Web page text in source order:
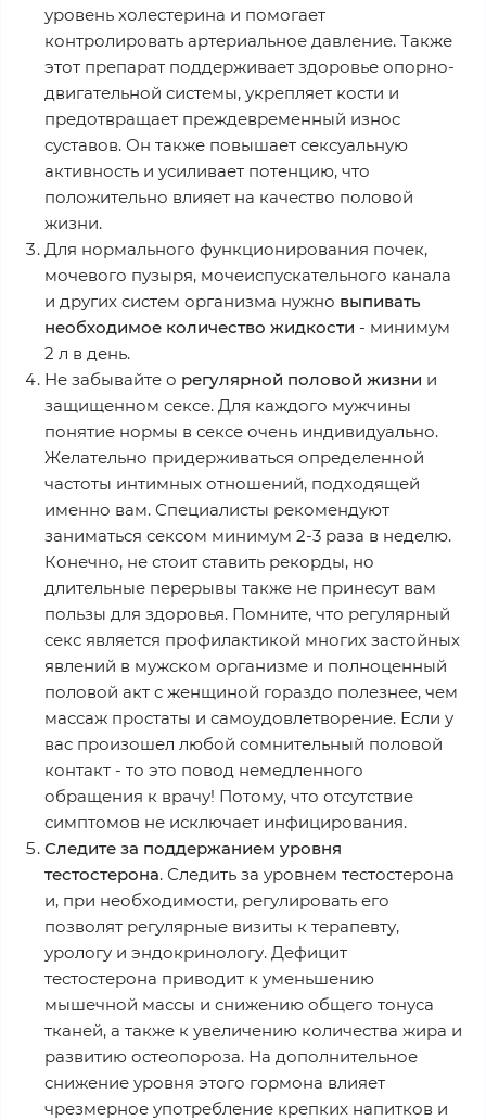
уровень холестерина и помогает
контролировать артериальное давление. Также
этот препарат поддерживает здоровье опорно-
двигательной системы, укрепляет кости и
предотвращает преждевременный износ
суставов. Он также повышает сексуальную
активность и усиливает потенцию, что
положительно влияет на качество половой
жизни.
Для нормального функционирования почек,
мочевого пузыря, мочеиспускательного канала
и других систем организма нужно выпивать
необходимое количество жидкости - минимум
2 л в день.
Не забывайте о регулярной половой жизни и
защищенном сексе. Для каждого мужчины
понятие нормы в сексе очень индивидуально.
Желательно придерживаться определенной
частоты интимных отношений, подходящей
именно вам. Специалисты рекомендуют
заниматься сексом минимум 2-3 раза в неделю.
Конечно, не стоит ставить рекорды, но
длительные перерывы также не принесут вам
пользы для здоровья. Помните, что регулярный
секс является профилактикой многих застойных
явлений в мужском организме и полноценный
половой акт с женщиной гораздо полезнее, чем
массаж простаты и самоудовлетворение. Если у
вас произошел любой сомнительный половой
контакт - то это повод немедленного
обращения к врачу! Потому, что отсутствие
симптомов не исключает инфицирования.
Следите за поддержанием уровня
тестостерона. Следить за уровнем тестостерона
и, при необходимости, регулировать его
позволят регулярные визиты к терапевту,
урологу и эндокринологу. Дефицит
тестостерона приводит к уменьшению
мышечной массы и снижению общего тонуса
тканей, а также к увеличению количества жира и
развитию остеопороза. На дополнительное
снижение уровня этого гормона влияет
чрезмерное употребление крепких напитков и